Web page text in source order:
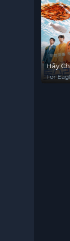
Hãy
Bàng
For